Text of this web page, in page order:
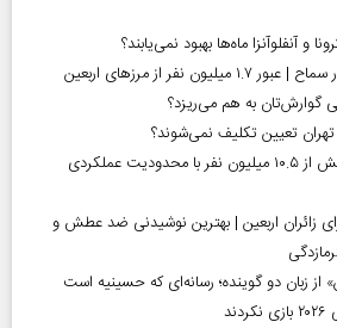
و آنفلوآنزا ماه‌ها بهبود نمی‌یابند؟
گوارش‌تان به هم می‌ریزد؟
تعیین تکلیف نمی‌شوند؟
آمار معلولیت در ایران | بیش از ۱۰.۵ میلیون نفر با محدودیت عملکردی
زائران اربعین | بهترین نوشیدنی ضد عطش و
از زبان دو گوینده؛ رسانه‌ای که حسینیه است